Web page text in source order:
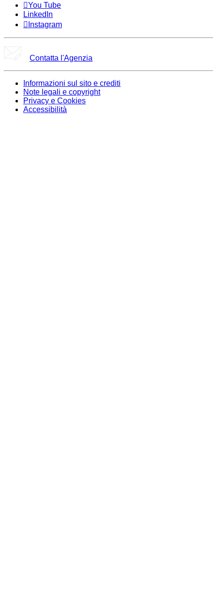
You Tube
LinkedIn
Instagram
Contatta l'Agenzia
Informazioni sul sito e crediti
Note legali e copyright
Privacy e Cookies
Accessibilità